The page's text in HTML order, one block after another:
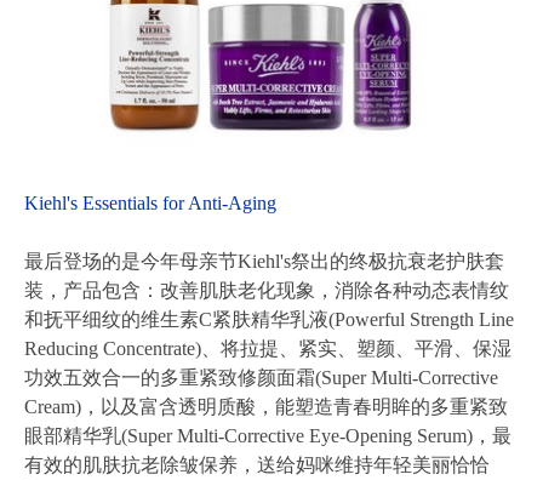
Kiehl's Essentials for Anti-Aging
最后登场的是今年母亲节Kiehl's祭出的终极抗衰老护肤套
装，产品包含：改善肌肤老化现象，消除各种动态表情纹
和抚平细纹的维生素C紧肤精华乳液(Powerful Strength Line
Reducing Concentrate)、将拉提、紧实、塑颜、平滑、保湿
功效五效合一的多重紧致修颜面霜(Super Multi-Corrective
Cream)，以及富含透明质酸，能塑造青春明眸的多重紧致
眼部精华乳(Super Multi-Corrective Eye-Opening Serum)，最
有效的肌肤抗老除皱保养，送给妈咪维持年轻美丽恰恰